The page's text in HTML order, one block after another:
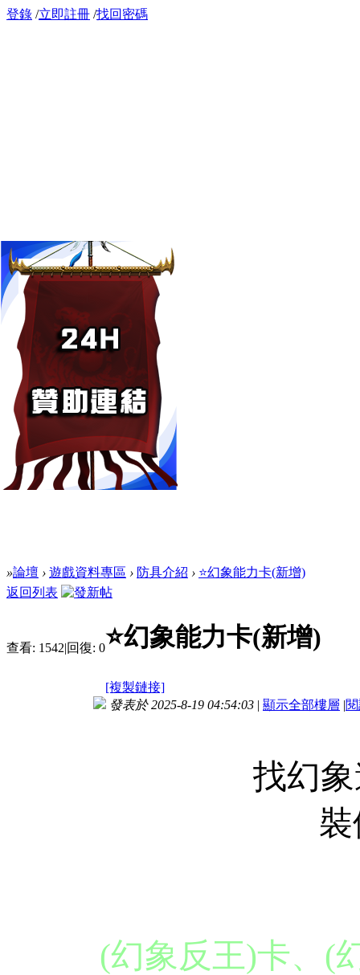
登錄 /立即註冊 /找回密碼
»論壇 › 遊戲資料專區 › 防具介紹 › ⭐幻象能力卡(新增)
返回列表
查看: 1542|回復: 0⭐幻象能力卡(新增)
[複製鏈接]
發表於 2025-8-19 04:54:03 | 顯示全部樓層 |
找幻
(幻象反王)卡、(